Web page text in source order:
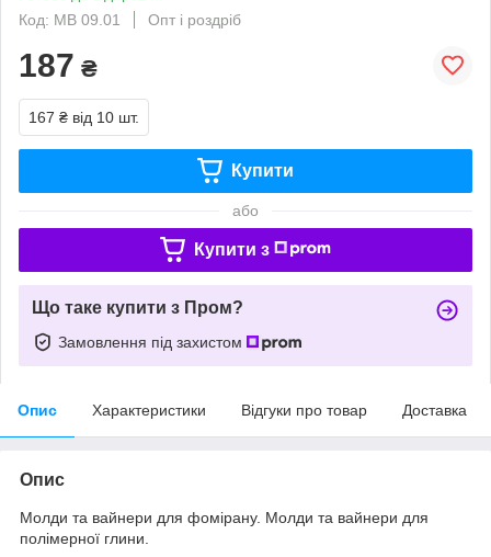
Код: МВ 09.01
Опт і роздріб
187 ₴
167 ₴ від 10 шт.
Купити
або
Купити з
Що таке купити з Пром?
Замовлення під захистом
Опис Характеристики Відгуки про товар Доставка
Опис
Молди та вайнери для фомірану. Молди та вайнери для
полімерної глини.